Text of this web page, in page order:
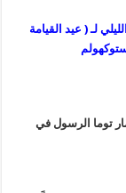
لـ ( عيد القيامة
توما الرسول في